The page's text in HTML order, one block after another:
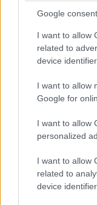
Google
I want to allow
related to
device
I want to allow
Google for
I want to allow
personalized
I want to allow
related to
device
«Κάηκε το
από τη
γίνεται στάχτη